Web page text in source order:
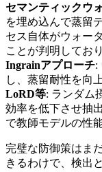
セマンティックウ
を埋め込んで蒸留
セス自体がウォー
ことが判明してお
Ingrainアプローチ:
し、蒸留耐性を向
LoRD等: ランダム
効率を低下させ抽
で教師モデルの性
完璧な防御策はま
きるわけで、検出